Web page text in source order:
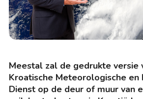
Meestal zal de gedrukte versie
Kroatische Meteorologische en
Dienst op de deur of muur van